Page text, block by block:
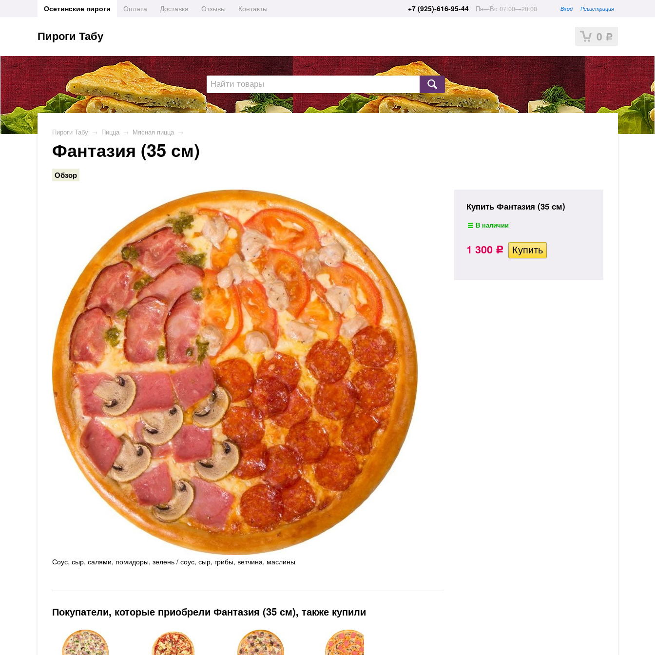
Осетинские пироги Оплата Доставка Отзывы Контакты Вход Регистрация
+7 (925)-616-95-44 Пн—Вс 07:00—20:00
Пироги Табу 0 Р
Пироги Табу → Пицца → Мясная пицца →
Фантазия (35 см)
Обзор
Купить Фантазия (35 см)
В наличии
1 300 Р
Соус, сыр, салями, помидоры, зелень / соус, сыр, грибы, ветчина, маслины
Покупатели, которые приобрели Фантазия (35 см), также купили